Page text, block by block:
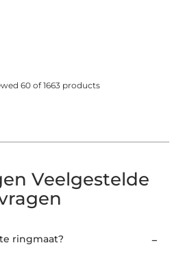
60 of 1663 products
Veelgestelde
ringmaat?